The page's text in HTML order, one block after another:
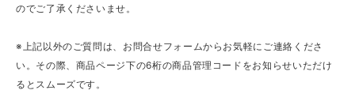
のでご了承くださいませ。
※上記以外のご質問は、お問合せフォームからお気軽にご連絡くださ
い。その際、商品ページ下の6桁の商品管理コードをお知らせいただけ
るとスムーズです。